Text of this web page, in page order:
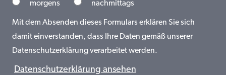
morgens nachmittags
Mit dem Absenden dieses Formulars erklären Sie sich
damit einverstanden, dass Ihre Daten gemäß unserer
Datenschutzerklärung verarbeitet werden.
Datenschutzerklärung ansehen